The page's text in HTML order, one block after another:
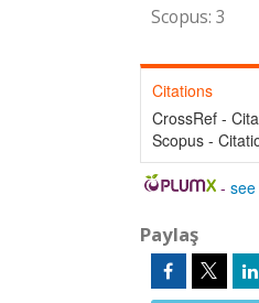
Scopus: 3
Citations
CrossRef -
Scopus -
-
Paylaş